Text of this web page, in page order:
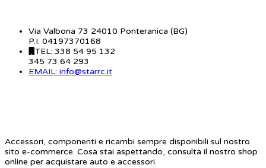
Via Valbona 73 24010 Ponteranica (BG)
P.I. 04197370168
TEL: 338 54 95 132
345 73 64 293
EMAIL: info@starrc.it
Accessori, componenti e ricambi sempre disponibili sul nostro
sito e-commerce. Cosa stai aspettando, consulta il nostro shop
online per acquistare auto e accessori.